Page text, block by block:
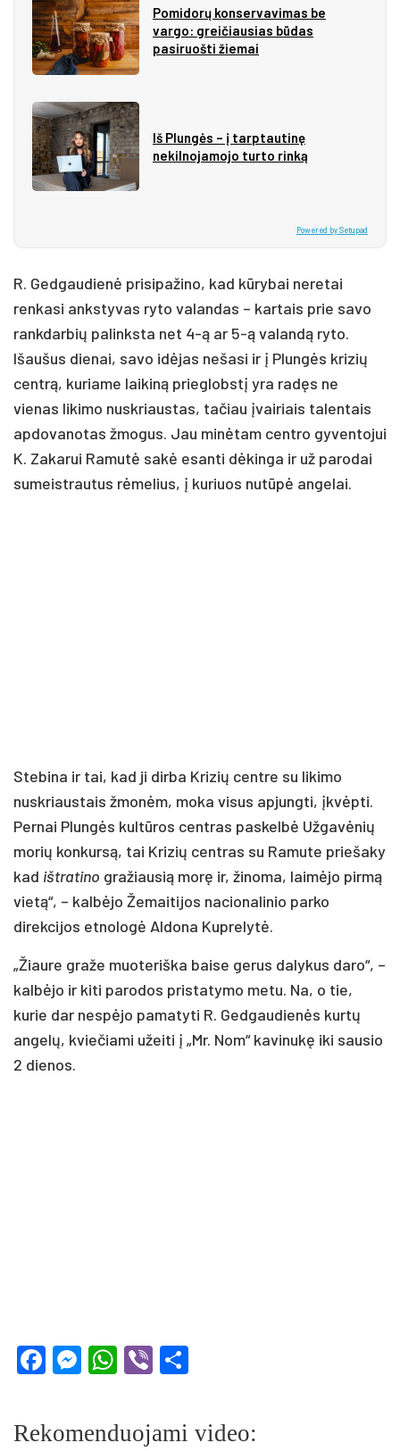
Pomidorų konservavimas be
vargo: greičiausias būdas
pasiruošti žiemai
Iš Plungės – į tarptautinę
nekilnojamojo turto rinką
Powered by Setupad
R. Gedgaudienė prisipažino, kad kūrybai neretai
renkasi ankstyvas ryto valandas – kartais prie savo
rankdarbių palinksta net 4-ą ar 5-ą valandą ryto.
Išaušus dienai, savo idėjas nešasi ir į Plungės krizių
centrą, kuriame laikiną prieglobstį yra radęs ne
vienas likimo nuskriaustas, tačiau įvairiais talentais
apdovanotas žmogus. Jau minėtam centro gyventojui
K. Zakarui Ramutė sakė esanti dėkinga ir už parodai
sumeistrautus rėmelius, į kuriuos nutūpė angelai.
Stebina ir tai, kad ji dirba Krizių centre su likimo
nuskriaustais žmonėm, moka visus apjungti, įkvėpti.
Pernai Plungės kultūros centras paskelbė Užgavėnių
morių konkursą, tai Krizių centras su Ramute priešaky
kad ištratino gražiausią morę ir, žinoma, laimėjo pirmą
vietą“, – kalbėjo Žemaitijos nacionalinio parko
direkcijos etnologė Aldona Kuprelytė.
„Žiaure graže muoteriška baise gerus dalykus daro“, –
kalbėjo ir kiti parodos pristatymo metu. Na, o tie,
kurie dar nespėjo pamatyti R. Gedgaudienės kurtų
angelų, kviečiami užeiti į „Mr. Nom“ kavinukę iki sausio
2 dienos.
Facebook
Messenger
WhatsApp
Viber
Rekomenduojami video: